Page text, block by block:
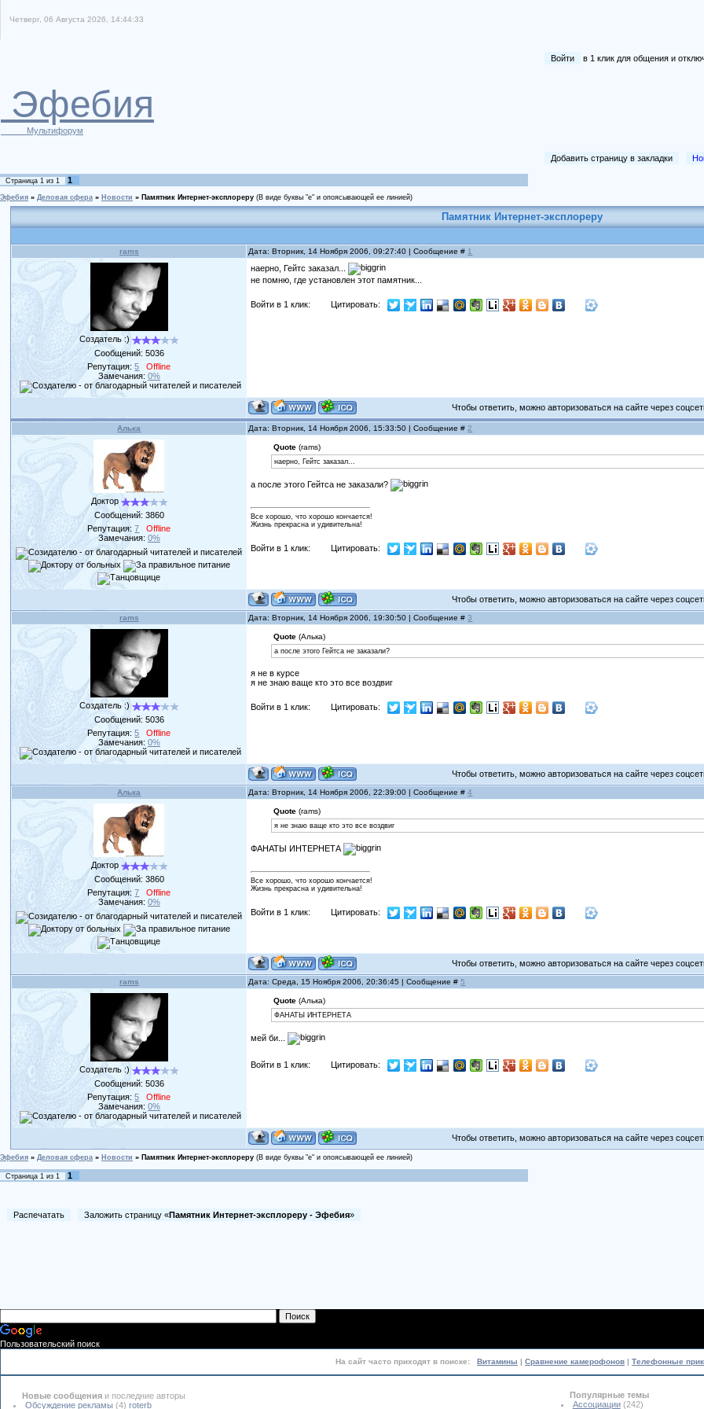
Четверг, 06 Августа 2026, 14:44:33
Войти в 1 клик для общения и
Эфебия
Мультифорум
Добавить страницу в закладки
Страница 1 из 1 1
Эфебия » Деловая сфера » Новости » Памятник Интернет-эксплореру (В виде буквы "е" и опоясывающей ее линией)
Памятник Интернет-эксплореру
rams Дата: Вторник, 14 Ноября 2006, 09:27:40 | Сообщение # 1
Создатель :)
Сообщений: 5036
Репутация:5
Offline
Замечания: 0%
наерно, Гейтс заказал...
не помню, где установлен этот памятник...
Войти в 1 клик: Цитировать:
Чтобы ответить, можно авторизоваться на сайте через
Алька Дата: Вторник, 14 Ноября 2006, 15:33:50 | Сообщение # 2
Доктор
Сообщений: 3860
Репутация:7
Offline
Замечания: 0%
Quote (rams)
наерно, Гейтс заказал...
а после этого Гейтса не заказали?
Все хорошо, что хорошо кончается!
Жизнь прекрасна и удивительна!
Войти в 1 клик: Цитировать:
Чтобы ответить, можно авторизоваться на сайте через
rams Дата: Вторник, 14 Ноября 2006, 19:30:50 | Сообщение #3
Создатель :)
Сообщений: 5036
Репутация:5
Offline
Замечания: 0%
Quote (Алька)
а после этого Гейтса не заказали?
я не в курсе
я не знаю ваще кто это все воздвиг
Войти в 1 клик: Цитировать:
Чтобы ответить, можно авторизоваться на сайте через
Алька Дата: Вторник, 14 Ноября 2006, 22:39:00 | Сообщение #4
Доктор
Сообщений: 3860
Репутация:7
Offline
Замечания: 0%
Quote (rams)
я не знаю ваще кто это все воздвиг
ФАНАТЫ ИНТЕРНЕТА
Все хорошо, что хорошо кончается!
Жизнь прекрасна и удивительна!
Войти в 1 клик: Цитировать:
Чтобы ответить, можно авторизоваться на сайте через
rams Дата: Среда, 15 Ноября 2006, 20:36:45 | Сообщение #5
Создатель :)
Сообщений: 5036
Репутация:5
Offline
Замечания: 0%
Quote (Алька)
ФАНАТЫ ИНТЕРНЕТА
мей би...
Войти в 1 клик: Цитировать:
Чтобы ответить, можно авторизоваться на сайте через
Эфебия » Деловая сфера » Новости » Памятник Интернет-эксплореру (В виде буквы "е" и опоясывающей ее линией)
Страница 1 из 1
1
Распечатать Заложить страницу «Памятник Интернет-эксплореру - Эфебия»
Пользовательский поиск
На сайт часто приходят в поиске: Витамины | Сравнение камерофонов | Телефонные
Новые сообщения и последние авторы
Обсуждение рекламы (4) roterb
Популярные темы
Ассоциации(242)